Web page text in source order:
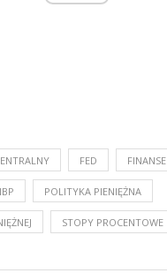
FED FINANSE
POLITYKA PIENIĘŻNA
STOPY PROCENTOWE